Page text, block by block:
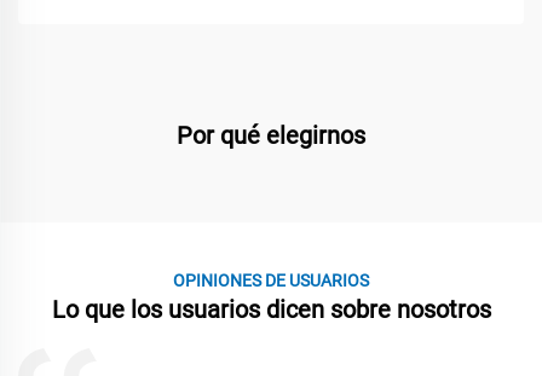
Por qué elegirnos
OPINIONES DE USUARIOS
Lo que los usuarios dicen sobre nosotros